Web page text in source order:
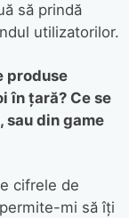
să prindă
utilizatorilor.
produse
în țară? Ce se
sau din game
cifrele de
mi să îți